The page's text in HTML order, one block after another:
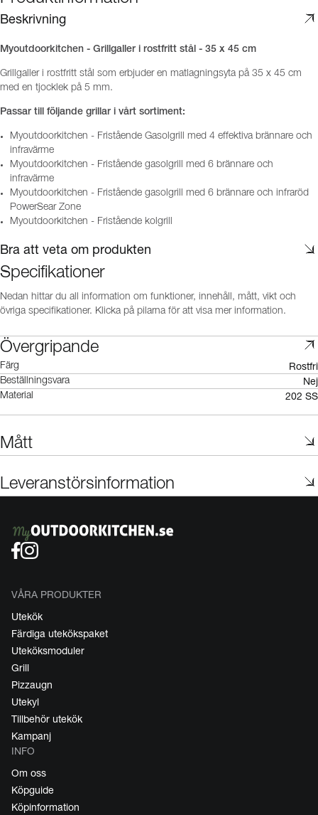
Beskrivning
Myoutdoorkitchen - Grillgaller i rostfritt stål - 35 x 45 cm
Grillgaller i rostfritt stål som erbjuder en matlagningsyta på 35 x 45 cm
med en tjocklek på 5 mm.
Passar till följande grillar i vårt sortiment:
Myoutdoorkitchen - Fristående Gasolgrill med 4 effektiva brännare och
infravärme
Myoutdoorkitchen - Fristående gasolgrill med 6 brännare och
infravärme
Myoutdoorkitchen - Fristående gasolgrill med 6 brännare och infraröd
PowerSear Zone
Myoutdoorkitchen - Fristående kolgrill
Bra att veta om produkten
Specifikationer
Nedan hittar du all information om funktioner, innehåll, mått, vikt och
övriga specifikationer. Klicka på pilarna för att visa mer information.
Övergripande
Färg Rostfri
Beställningsvara Nej
Material 202 SS
Mått
Leveranstörsinformation
VÅRA PRODUKTER
Utekök
Färdiga utekökspaket
Uteköksmoduler
Grill
Pizzaugn
Utekyl
Tillbehör utekök
Kampanj
INFO
Om oss
Köpguide
Köpinformation